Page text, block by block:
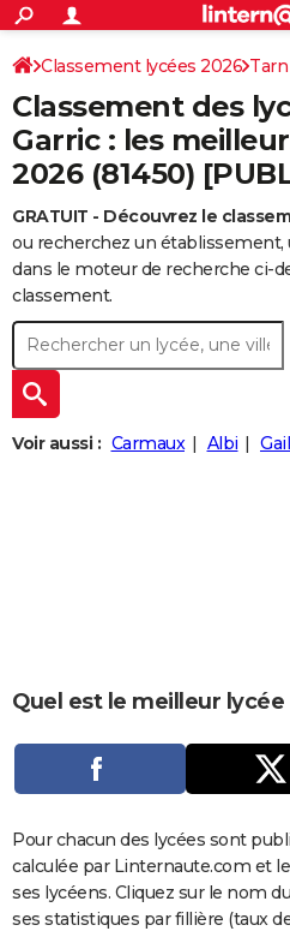
ACTUALITÉS
Politique
Société
Faits Divers
Education
Monde
Villes
+
SPORT
Coupe du monde 2026
Football
Tennis
Cyclisme
Rugby
Forum
CULTURE
Programme TV
TNT
Streaming
Cinéma
Sorties cinéma
Musique
+
FINANCE
Retraite
Impôts
Epargne
Immobilier
Risques naturels par ville
Banque
Assurance
Crédit
AUTO
Essais
Réserver un essai
Citadines
Berlines
SUV
Forum auto
+
HIGH-TECH
BRICOLAGE
Forum
Aménagement intérieur
Extérieur
Cuisine
Salle de bains
Jardinage
Rangement
+WEEK-END
Guides de France
Escapades
Patrimoine
Expositions
Musées
Week-end nature
+
LIFESTYLE
CARTE DE VOEUX
Carte de Noël
Carte Bonne année
Carte Saint-Valentin
Carte Pâques
Carte d'anniversaire
DICTIONNAIRE
COPAINS D'AVANT
S'inscrire
Se connecter
Lycées
Collèges
Primaires
Universités
Entreprises
Service militaire
Avis de recherche
AVIS DE DÉCÈS
Classement lycées 2026 Tarn
Classement des
Garric : les
2026 (81450)
GRATUIT - Découvrez le
ou recherchez un
dans le moteur de recherche ci-
classement.
Voir aussi : Carmaux Albi
Quel est le meilleur lycée
Pour chacun des lycées sont
calculée par Linternaute.com et
ses lycéens. Cliquez sur le nom
ses statistiques par fillière (taux